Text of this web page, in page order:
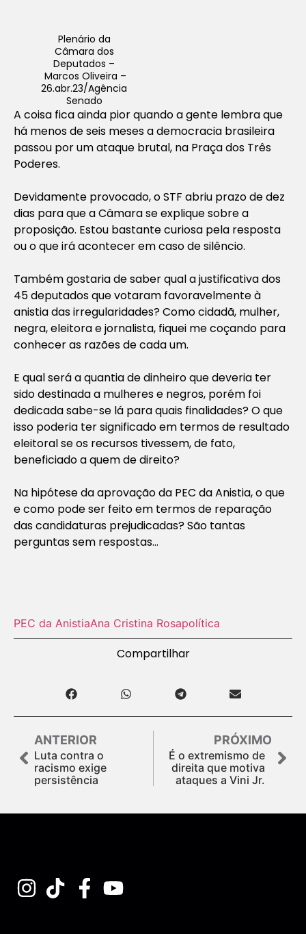
Plenário da
Câmara dos
Deputados –
Marcos Oliveira –
26.abr.23/Agência
Senado
A coisa fica ainda pior quando a gente lembra que
há menos de seis meses a democracia brasileira
passou por um ataque brutal, na Praça dos Três
Poderes.
Devidamente provocado, o STF abriu prazo de dez
dias para que a Câmara se explique sobre a
proposição. Estou bastante curiosa pela resposta
ou o que irá acontecer em caso de silêncio.
Também gostaria de saber qual a justificativa dos
45 deputados que votaram favoravelmente à
anistia das irregularidades? Como cidadã, mulher,
negra, eleitora e jornalista, fiquei me coçando para
conhecer as razões de cada um.
E qual será a quantia de dinheiro que deveria ter
sido destinada a mulheres e negros, porém foi
dedicada sabe-se lá para quais finalidades? O que
isso poderia ter significado em termos de resultado
eleitoral se os recursos tivessem, de fato,
beneficiado a quem de direito?
Na hipótese da aprovação da PEC da Anistia, o que
e como pode ser feito em termos de reparação
das candidaturas prejudicadas? São tantas
perguntas sem respostas…
PEC da AnistiaAna Cristina Rosapolítica
Compartilhar
ANTERIOR
Luta contra o
racismo exige
persistência
PRÓXIMO
É o extremismo de
direita que motiva
ataques a Vini Jr.